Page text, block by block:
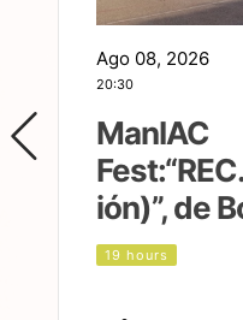
Ago 08, 2026
20:30
ManIAC
ión)”, de
19 hours